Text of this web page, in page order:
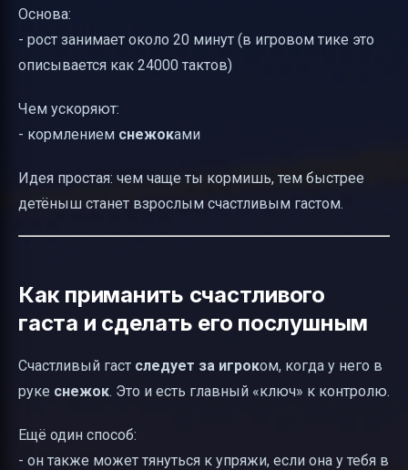
Основа:
- рост занимает около 20 минут (в игровом тике это
описывается как 24000 тактов)
Чем ускоряют:
- кормлением снежоками
Идея простая: чем чаще ты кормишь, тем быстрее
детёныш станет взрослым счастливым гастом.
Как приманить счастливого
гаста и сделать его послушным
Счастливый гаст следует за игроком, когда у него в
руке снежок. Это и есть главный «ключ» к контролю.
Ещё один способ:
- он также может тянуться к упряжи, если она у тебя в